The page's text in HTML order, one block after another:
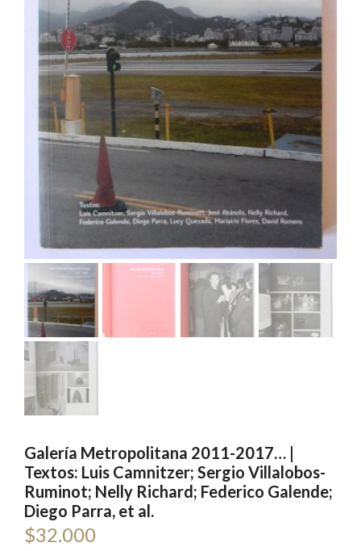
Galería Metropolitana 2011-2017… |
Textos: Luis Camnitzer; Sergio Villalobos-
Ruminot; Nelly Richard; Federico Galende;
Diego Parra, et al.
$32.000